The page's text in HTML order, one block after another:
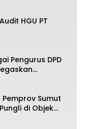
HGU PT
Pengurus DPD
dan
Pemprov Sumut
di Objek